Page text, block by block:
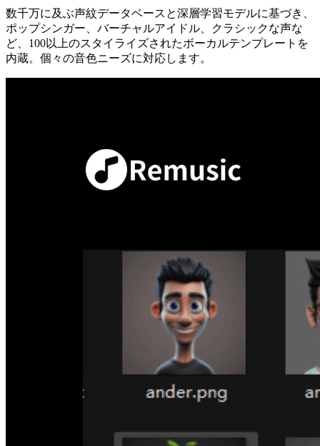
数千万に及ぶ声紋データベースと深層学習モデルに基づき、
ポップシンガー、バーチャルアイドル、クラシックな声な
ど、100以上のスタイライズされたボーカルテンプレートを
内蔵。個々の音色ニーズに対応します。